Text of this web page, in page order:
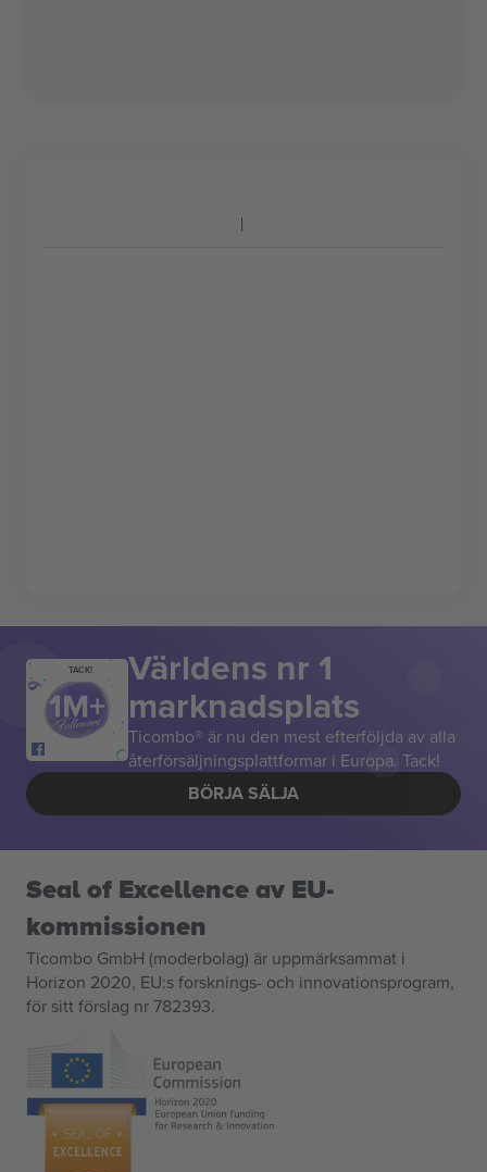
TACK! Världens nr 1
marknadsplats
Ticombo® är nu den mest efterföljda av alla
återförsäljningsplattformar i Europa. Tack!
BÖRJA SÄLJA
Seal of Excellence av EU-
kommissionen
Ticombo GmbH (moderbolag) är uppmärksammat i
Horizon 2020, EU:s forsknings- och innovationsprogram,
för sitt förslag nr 782393.